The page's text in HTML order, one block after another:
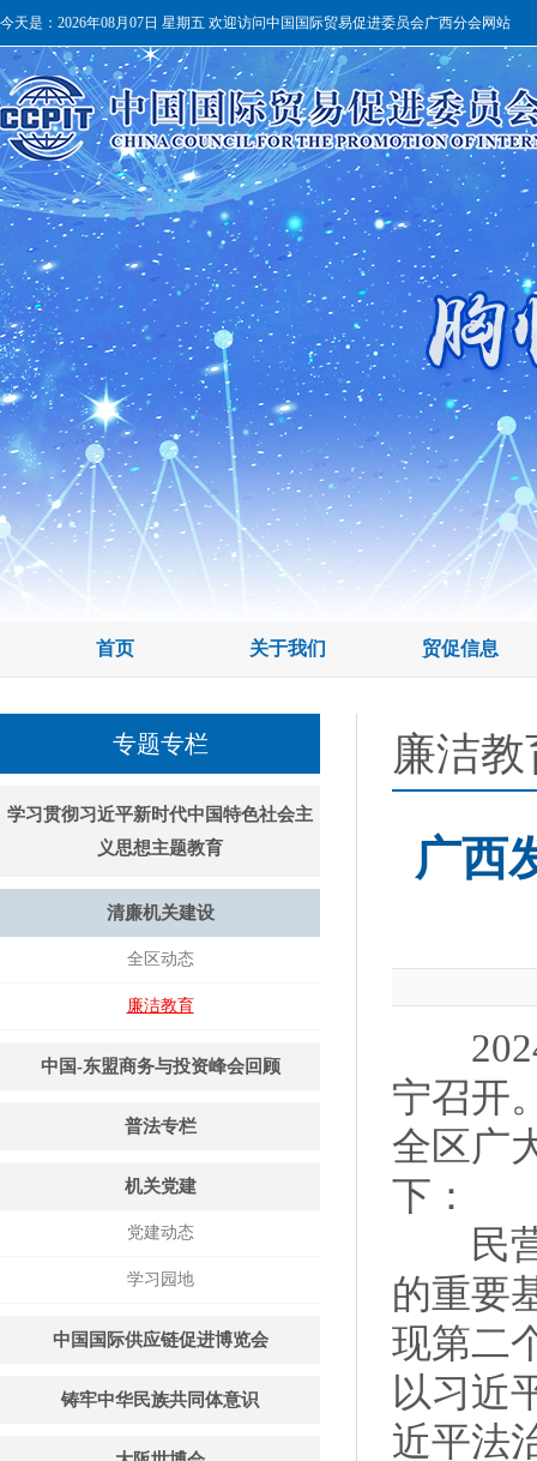
今天是： 2026年08月07日 星期五 欢迎访问中国国际贸易促进委员会广西分会网站
首页 关于我们 贸促信息
专题专栏
学习贯彻习近平新时代中国特色社会主
义思想主题教育
清廉机关建设
全区动态
廉洁教育
中国-东盟商务与投资峰会回顾
普法专栏
机关党建
党建动态
学习园地
中国国际供应链促进博览会
铸牢中华民族共同体意识
廉洁教
广西
2024
宁召开
全区广
下：
民营
的重要
现第二
以习近
近平法